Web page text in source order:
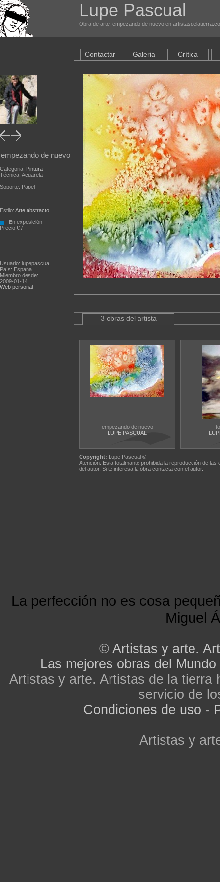
Lupe Pascual
Obra de arte: empezando de nuevo en
empezando de nuevo
Categoria: Pintura
Técnica: Acuarela
Soporte: Papel
Estilo: Arte abstracto
En exposición
Precio € /
Usuario: lupepascua
País: España
Miembro desde:
2009-01-14
Web personal
Contactar Galeria Crítica
3 obras del artista
empezando de nuevo
LUPE PASCUAL
Copyright: Lupe Pascual ©
Atención: Esta totalmante prohibida la reproducción de
del autor. Si te interesa la obra contacta con el autor.
La perfección no es cosa
Miguel
© Artistas y arte.
Las mejores obras del Mundo
Artistas y arte. Artistas de la tierra
servicio de
Condiciones de uso -
Artistas y